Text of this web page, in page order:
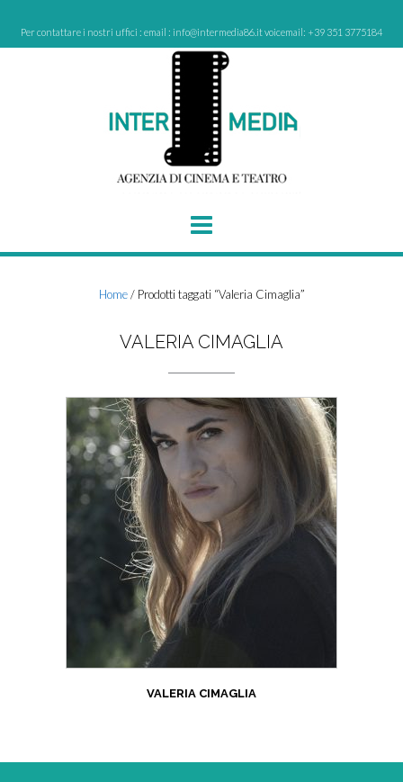
content
Per contattare i nostri uffici : email : info@intermedia86.it voicemail: +39 351 3775184
Home/ Prodotti taggati “Valeria Cimaglia”
VALERIA CIMAGLIA
VALERIA CIMAGLIA